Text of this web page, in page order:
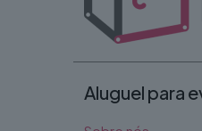
Aluguel para